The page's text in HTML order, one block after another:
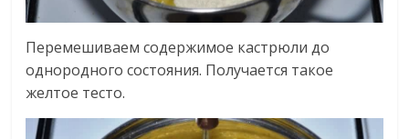
Перемешиваем содержимое кастрюли до
однородного состояния. Получается такое
желтое тесто.